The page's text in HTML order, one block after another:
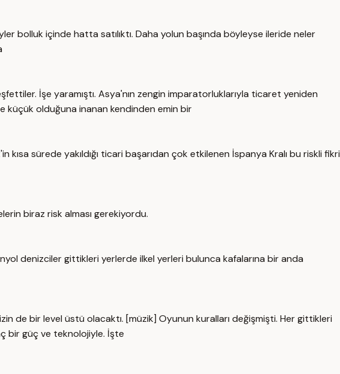
bolluk içinde hatta satılıktı. Daha yolun başında böyleyse ileride neler
İşe yaramıştı. Asya'nın zengin imparatorluklarıyla ticaret yeniden
küçük olduğuna inanan kendinden emin bir
sürede yakıldığı ticari başarıdan çok etkilenen İspanya Kralı bu riskli fikri
biraz risk alması gerekiyordu.
denizciler gittikleri yerlerde ilkel yerleri bulunca kafalarına bir anda
de bir level üstü olacaktı. [müzik] Oyunun kuralları değişmişti. Her gittikleri
bir güç ve teknolojiyle. İşte